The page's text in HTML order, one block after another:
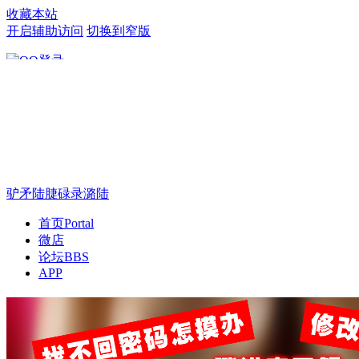
收藏本站
开启辅助访问 切换到窄版
驴矛陆脻碌录潞陆
首页Portal
微店
论坛BBS
APP